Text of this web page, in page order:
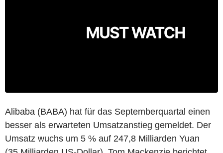
Alibaba (BABA) hat für das Septemberquartal einen
besser als erwarteten Umsatzanstieg gemeldet. Der
Umsatz wuchs um 5 % auf 247,8 Milliarden Yuan